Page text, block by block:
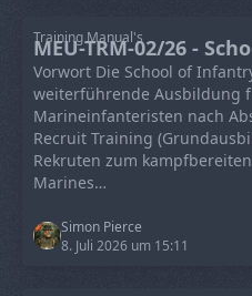
Training Manual's
MEU-TRM-02/26 -
Vorwort Die School of
weiterführende Ausbildung
Marineinfanteristen nach
Recruit Training
Rekruten zum
Marines…
Simon Pierce
8. Juli 2026 um 15:11